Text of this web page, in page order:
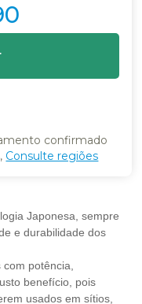
Japonesa, sempre
e durabilidade dos
com potência,
benefício, pois
usados em sítios,
confirmado
Consulte regiões